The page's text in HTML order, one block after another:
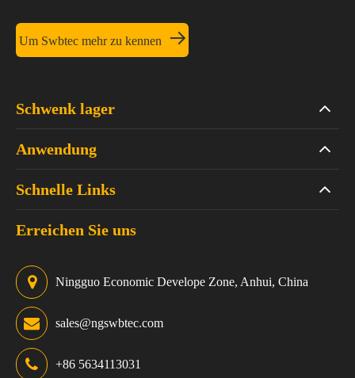
Um Swbtec mehr zu kennen 
Schwenk lager
Anwendung
Schnelle Links
Erreichen Sie uns
Ningguo Economic Develope Zone, Anhui, China
sales@ngswbtec.com
+86 5634113031